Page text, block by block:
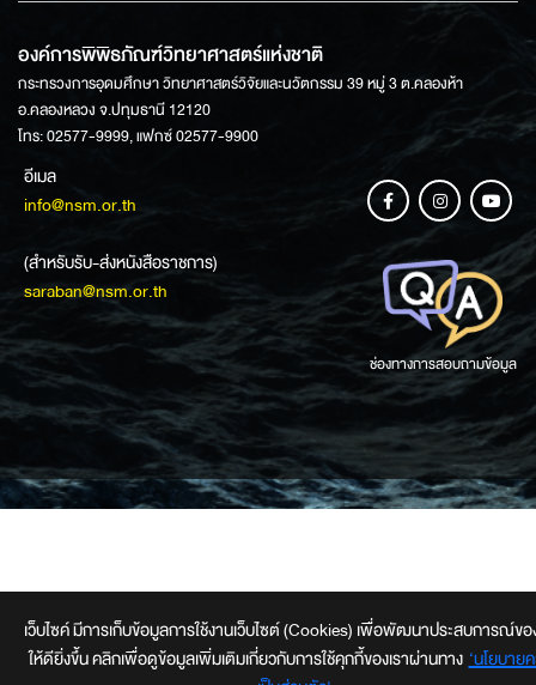
องค์การพิพิธภัณฑ์วิทยาศาสตร์แห่งชาติ
กระทรวงการอุดมศึกษา วิทยาศาสตร์วิจัยและนวัตกรรม 39 หมู่ 3 ต.คลองห้า
อ.คลองหลวง จ.ปทุมธานี 12120
โทร: 02577-9999, แฟกซ์ 02577-9900
อีเมล
info@nsm.or.th
(สำหรับรับ-ส่งหนังสือราชการ)
saraban@nsm.or.th
ช่องทางการสอบถามข้อมูล
เว็บไซค์ มีการเก็บข้อมูลการใช้งานเว็บไซต์ (Cookies) เพื่อพัฒนาประสบการณ์ขอ
ให้ดียิ่งขึ้น คลิกเพื่อดูข้อมูลเพิ่มเติมเกี่ยวกับการใช้คุกกี้ของเราผ่านทาง‘นโยบาย